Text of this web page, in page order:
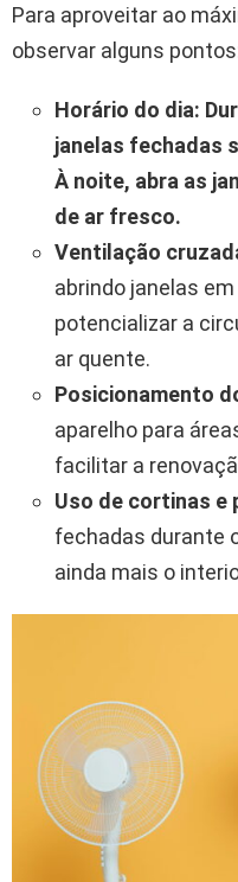
Para aproveitar ao
observar alguns
Horário do dia:
janelas fechadas
À noite, abra as
de ar fresco.
Ventilação
abrindo janelas
potencializar a
ar quente.
Posicionamento
aparelho para
facilitar a
Uso de cortinas e
fechadas durante
ainda mais o